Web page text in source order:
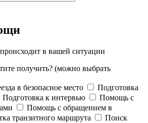
в вашей ситуации
получить? (можно выбрать
в безопасное место
Подготовка
Подготовка к интервью
Помощь с
Помощь с обращением в
транзитного маршрута
Поиск